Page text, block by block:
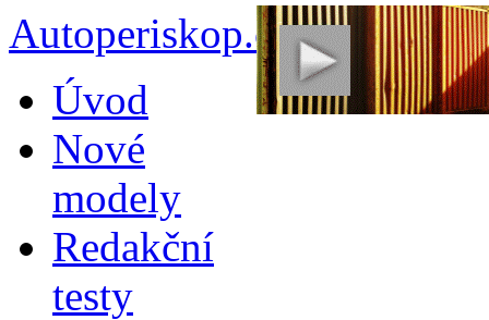
Autoperiskop.cz –
obsahu
webu
Úvod
Nové
modely
Redakční
testy